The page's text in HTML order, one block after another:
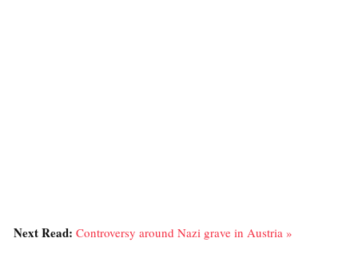
Next Read: Controversy around Nazi grave in Austria »